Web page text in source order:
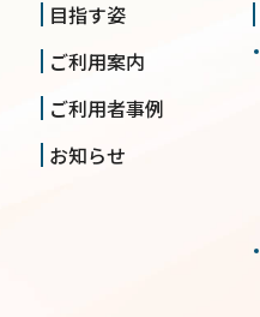
目指す姿
ご利用案内
ご利用者事例
お知らせ